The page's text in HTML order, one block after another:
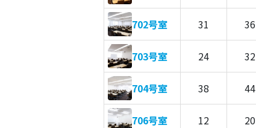
702号室 31 36
703号室 24 32
704号室 38 44
706号室 12 20